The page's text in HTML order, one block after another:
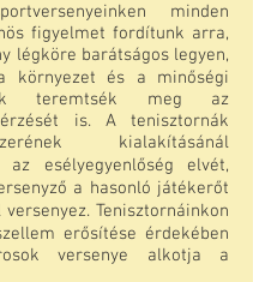
minden
figyelmet fordítunk arra,
légköre barátságos legyen,
környezet és a minőségi
teremtsék meg az
is. A tenisztornák
kialakításánál
az esélyegyenlőség elvét,
a hasonló játékerőt
Tenisztornáinkon
erősítése érdekében
versenye alkotja a